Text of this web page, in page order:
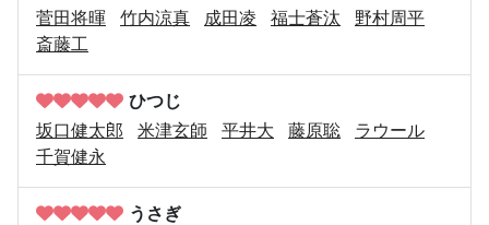
菅田将暉
竹内涼真 成田凌 福士蒼汰
野村周平
斎藤工
ひつじ
坂口健太郎
米津玄師 平井大 藤原聡
ラウール
千賀健永
うさぎ